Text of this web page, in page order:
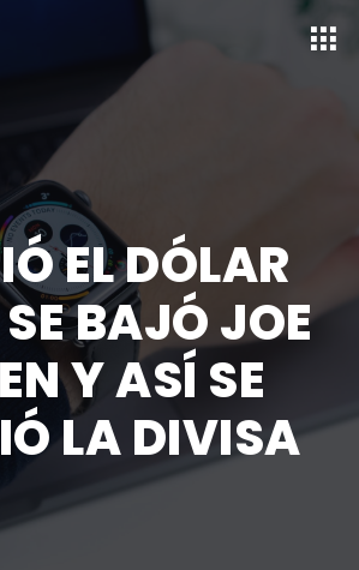
EL DÓLAR
BAJÓ JOE
Y ASÍ SE
LA DIVISA